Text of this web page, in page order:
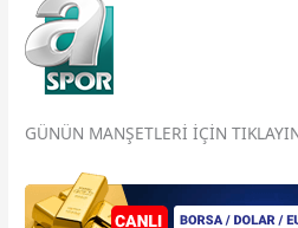
GÜNÜN MANŞETLERİ İÇİN